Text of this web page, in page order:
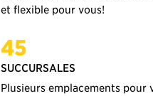
et flexible pour vous!
45
SUCCURSALES
Plusieurs emplacements pour